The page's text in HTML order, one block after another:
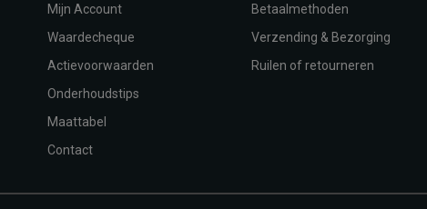
Mijn Account
Waardecheque
Actievoorwaarden
Onderhoudstips
Maattabel
Contact
Betaalmethoden
Verzending & Bezorging
Ruilen of retourneren